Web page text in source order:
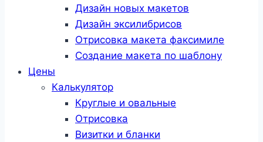
Дизайн новых макетов
Дизайн эксилибрисов
Отрисовка макета факсимиле
Создание макета по шаблону
Цены
Калькулятор
Круглые и овальные
Отрисовка
Визитки и бланки